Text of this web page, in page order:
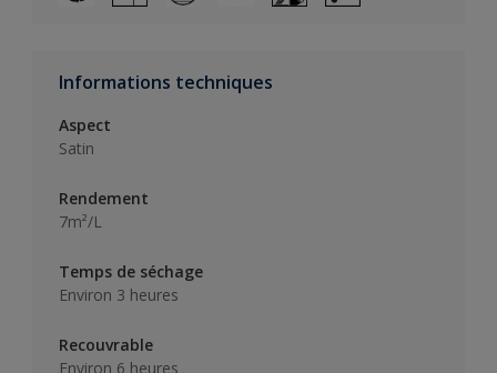
Informations techniques
Aspect
Satin
Rendement
7m²/L
Temps de séchage
Environ 3 heures
Recouvrable
Environ 6 heures